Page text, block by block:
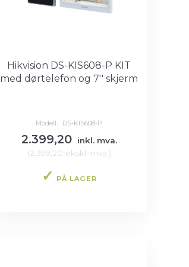
Hikvision DS-KIS608-P KIT
med dørtelefon og 7'' skjerm
Modell: DS-KIS608-P
2.399,20
inkl. mva.
(2.399,20 ekskl. mva. )
PÅ LAGER